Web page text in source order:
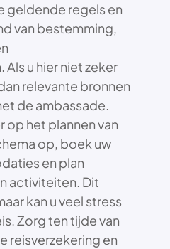
geldende regels en
van bestemming,
u hier niet zeker
relevante bronnen
de ambassade.
op het plannen van
op, boek uw
en plan
activiteiten. Dit
kan u veel stress
Zorg ten tijde van
reisverzekering en